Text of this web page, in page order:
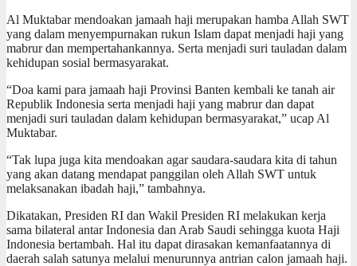
Al Muktabar mendoakan jamaah haji merupakan hamba Allah SWT
yang dalam menyempurnakan rukun Islam dapat menjadi haji yang
mabrur dan mempertahankannya. Serta menjadi suri tauladan dalam
kehidupan sosial bermasyarakat.
“Doa kami para jamaah haji Provinsi Banten kembali ke tanah air
Republik Indonesia serta menjadi haji yang mabrur dan dapat
menjadi suri tauladan dalam kehidupan bermasyarakat,” ucap Al
Muktabar.
“Tak lupa juga kita mendoakan agar saudara-saudara kita di tahun
yang akan datang mendapat panggilan oleh Allah SWT untuk
melaksanakan ibadah haji,” tambahnya.
Dikatakan, Presiden RI dan Wakil Presiden RI melakukan kerja
sama bilateral antar Indonesia dan Arab Saudi sehingga kuota Haji
Indonesia bertambah. Hal itu dapat dirasakan kemanfaatannya di
daerah salah satunya melalui menurunnya antrian calon jamaah haji.